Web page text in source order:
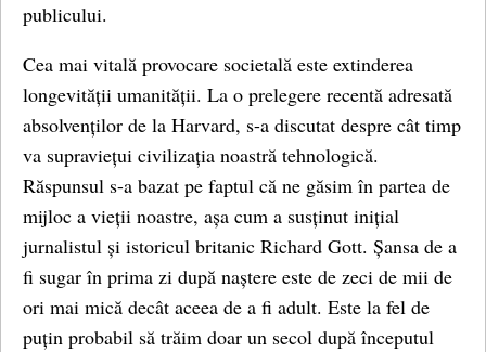
publicului.
Cea mai vitală provocare societală este extinderea
longevității umanității. La o prelegere recentă adresată
absolvenților de la Harvard, s-a discutat despre cât timp
va supraviețui civilizația noastră tehnologică.
Răspunsul s-a bazat pe faptul că ne găsim în partea de
mijloc a vieții noastre, așa cum a susținut inițial
jurnalistul și istoricul britanic Richard Gott. Șansa de a
fi sugar în prima zi după naștere este de zeci de mii de
ori mai mică decât aceea de a fi adult. Este la fel de
puțin probabil să trăim doar un secol după începutul